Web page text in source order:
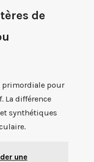
de
primordiale pour
La différence
synthétiques
une